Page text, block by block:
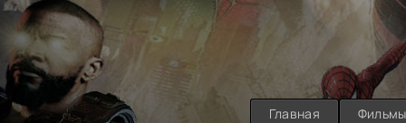
Главная Фильмы